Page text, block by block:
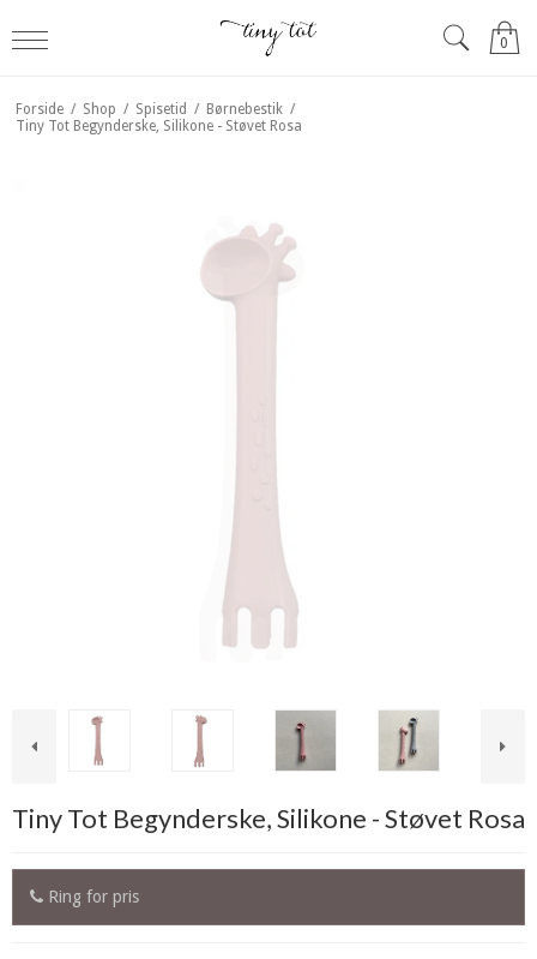
0
Forside / Shop / Spisetid / Børnebestik /
Tiny Tot Begynderske, Silikone - Støvet Rosa
Tiny Tot Begynderske, Silikone - Støvet Rosa
Ring for pris